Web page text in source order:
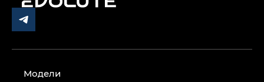
Модели